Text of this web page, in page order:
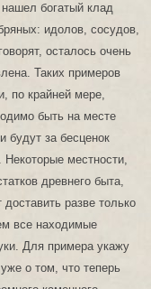
богатый клад
идолов, сосудов,
осталось очень
Таких примеров
по крайней мере,
быть на месте
будут за бесценок
местности,
древнего быта,
разве только
все находимые
Для примера укажу
о том, что теперь